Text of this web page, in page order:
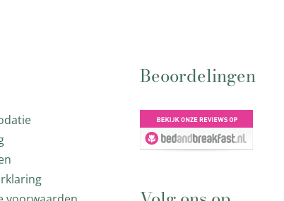
Beoordelingen